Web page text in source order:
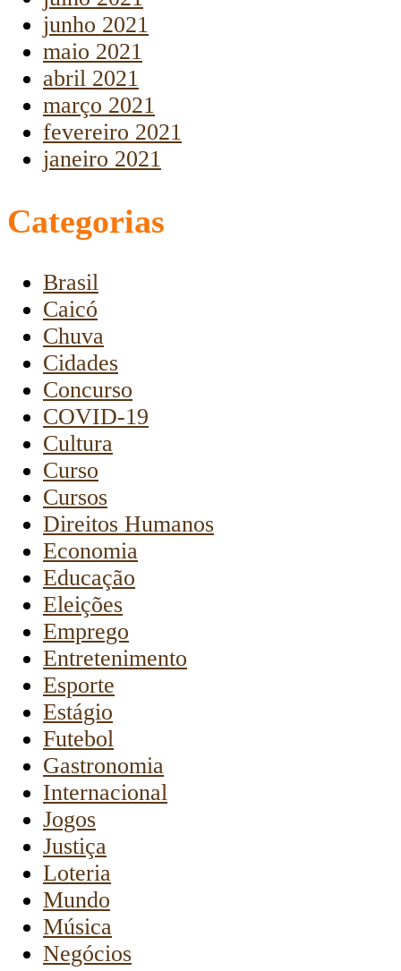
junho 2021
maio 2021
abril 2021
março 2021
fevereiro 2021
janeiro 2021
Categorias
Brasil
Caicó
Chuva
Cidades
Concurso
COVID-19
Cultura
Curso
Cursos
Direitos Humanos
Economia
Educação
Eleições
Emprego
Entretenimento
Esporte
Estágio
Futebol
Gastronomia
Internacional
Jogos
Justiça
Loteria
Mundo
Música
Negócios